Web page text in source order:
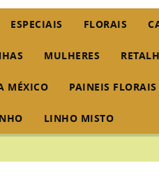
ESPECIAIS FLORAIS
MULHERES
MÉXICO PAINEIS FLORAIS
LINHO MISTO